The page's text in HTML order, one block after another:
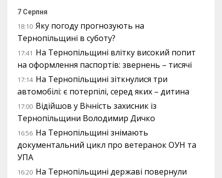
7 Серпня
18:10 Яку погоду прогнозують на
Тернопільщині в суботу?
17:41 На Тернопільщині влітку високий попит
на оформлення паспортів: звернень – тисячі
17:14 На Тернопільщині зіткнулися три
автомобілі: є потерпілі, серед яких – дитина
17:00 Відійшов у Вічність захисник із
Тернопільщини Володимир Дичко
16:56 На Тернопільщині знімають
документальний цикл про ветеранок ОУН та
УПА
16:20 На Тернопільщині державі повернули